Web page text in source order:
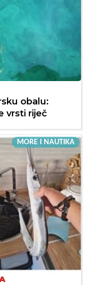
obalu:
vrsti riječ
MORE I NAUTIKA